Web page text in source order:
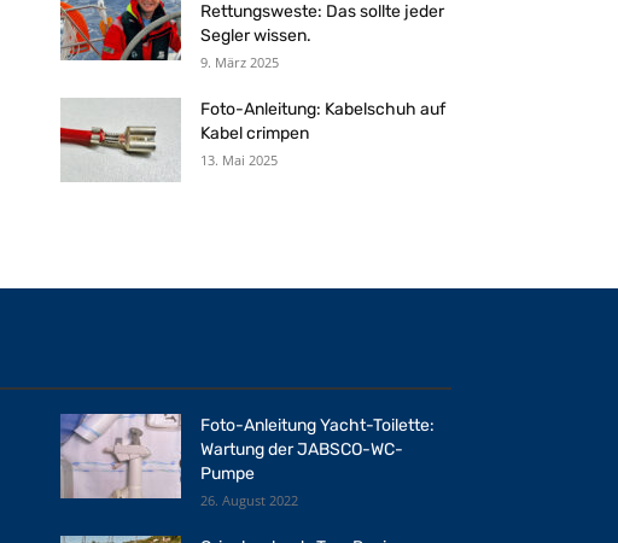
Rettungsweste: Das sollte jeder
Segler wissen.
9. März 2025
Foto-Anleitung: Kabelschuh auf
Kabel crimpen
13. Mai 2025
Foto-Anleitung Yacht-Toilette:
Wartung der JABSCO-WC-
Pumpe
26. August 2022